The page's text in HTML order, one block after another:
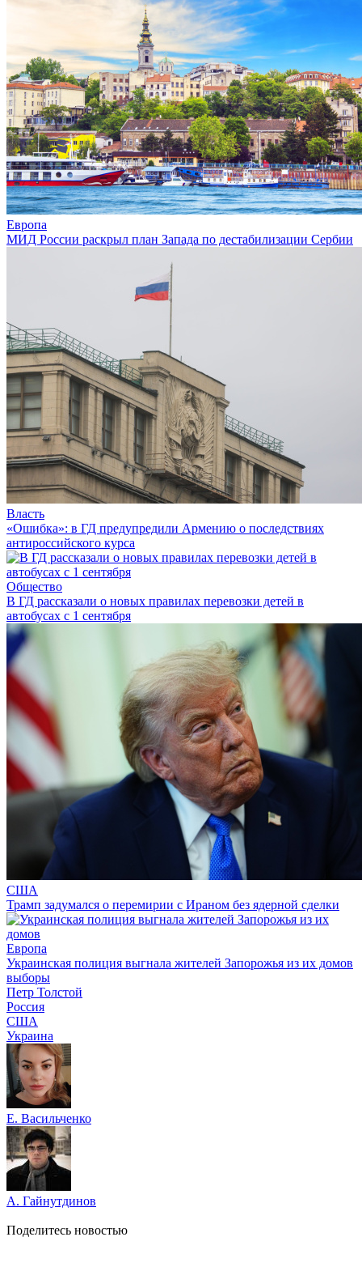
Европа
МИД России раскрыл план Запада по дестабилизации Сербии
Власть
«Ошибка»: в ГД предупредили Армению о последствиях
антироссийского курса
Общество
В ГД рассказали о новых правилах перевозки детей в
автобусах с 1 сентября
США
Трамп задумался о перемирии с Ираном без ядерной сделки
Европа
Украинская полиция выгнала жителей Запорожья из их домов
выборы
Петр Толстой
Россия
США
Украина
Е. Васильченко
А. Гайнутдинов
Поделитесь новостью